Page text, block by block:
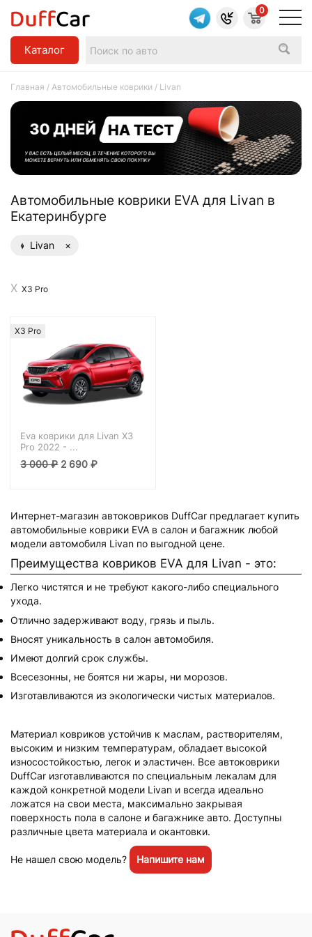
Каталог
0
Главная / Автомобильные коврики / Livan
Aвтомобильные коврики EVA для Livan в
Екатеринбурге
Livan ×
X3 Pro
X3 Pro
Eva коврики для Livan X3
Pro 2022 - ...
3 000₽ 2 690₽
Интернет-магазин автоковриков DuffCar предлагает купить
автомобильные коврики EVA в салон и багажник любой
модели автомобиля Livan по выгодной цене.
Преимущества ковриков EVA для Livan - это:
Легко чистятся и не требуют какого-либо специального
ухода.
Отлично задерживают воду, грязь и пыль.
Вносят уникальность в салон автомобиля.
Имеют долгий срок службы.
Всесезонны, не боятся ни жары, ни морозов.
Изготавливаются из экологически чистых материалов.
Материал ковриков устойчив к маслам, растворителям,
высоким и низким температурам, обладает высокой
износостойкостью, легок и эластичен. Все автоковрики
DuffCar изготавливаются по специальным лекалам для
каждой конкретной модели Livan и всегда идеально
ложатся на свои места, максимально закрывая
поверхность пола в салоне и багажнике авто. Доступны
различные цвета материала и окантовки.
Не нашел свою модель? Напишите нам